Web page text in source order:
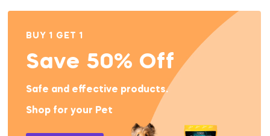
BUY 1 GET 1
Save 50% Off
Safe and effective products.
Shop for your Pet